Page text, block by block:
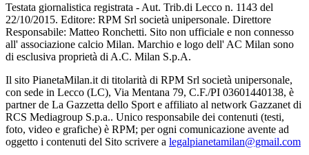
Testata giornalistica registrata - Aut. Trib.di Lecco n. 1143 del
22/10/2015. Editore: RPM Srl società unipersonale. Direttore
Responsabile: Matteo Ronchetti. Sito non ufficiale e non connesso
all' associazione calcio Milan. Marchio e logo dell' AC Milan sono
di esclusiva proprietà di A.C. Milan S.p.A.
Il sito PianetaMilan.it di titolarità di RPM Srl società unipersonale,
con sede in Lecco (LC), Via Mentana 79, C.F./PI 03601440138, è
partner de La Gazzetta dello Sport e affiliato al network Gazzanet di
RCS Mediagroup S.p.a.. Unico responsabile dei contenuti (testi,
foto, video e grafiche) è RPM; per ogni comunicazione avente ad
oggetto i contenuti del Sito scrivere a legalpianetamilan@gmail.com